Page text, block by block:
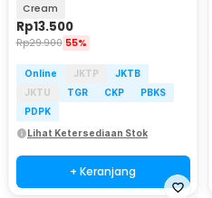
Cream
Rp13.500
Rp29.900 55%
Online JKTP
JKTB
JKTU
TGR CKP
PBKS
PDPK
Lihat Ketersediaan Stok
+ Keranjang